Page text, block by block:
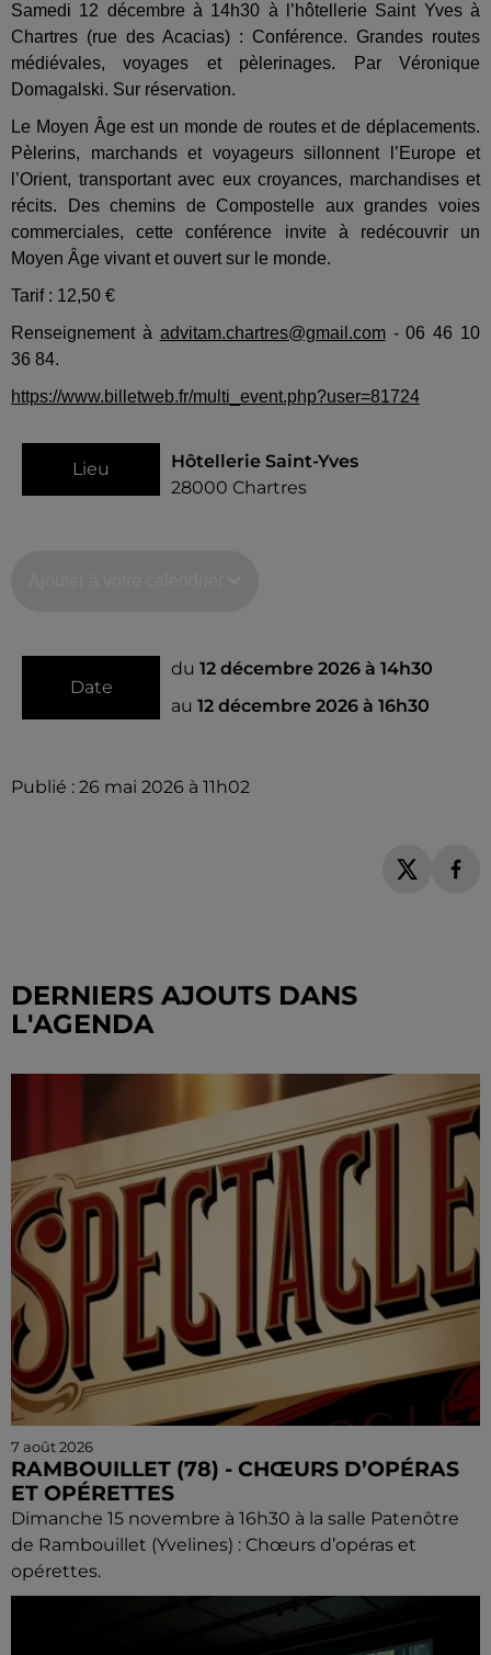
Samedi 12 décembre à 14h30 à l’hôtellerie Saint Yves à
Chartres (rue des Acacias) : Conférence. Grandes routes
médiévales, voyages et pèlerinages. Par Véronique
Domagalski. Sur réservation.
Le Moyen Âge est un monde de routes et de déplacements.
Pèlerins, marchands et voyageurs sillonnent l’Europe et
l’Orient, transportant avec eux croyances, marchandises et
récits. Des chemins de Compostelle aux grandes voies
commerciales, cette conférence invite à redécouvrir un
Moyen Âge vivant et ouvert sur le monde.
Tarif : 12,50 €
Renseignement à advitam.chartres@gmail.com- 06 46 10
36 84.
https://www.billetweb.fr/multi_event.php?user=81724
Lieu
Hôtellerie Saint-Yves
28000 Chartres
Date
du 12 décembre 2026 à 14h30
au 12 décembre 2026 à 16h30
Publié : 26 mai 2026 à 11h02
DERNIERS AJOUTS DANS
L'AGENDA
7 août 2026
RAMBOUILLET (78) - CHŒURS D’OPÉRAS
ET OPÉRETTES
Dimanche 15 novembre à 16h30 à la salle Patenôtre
de Rambouillet (Yvelines) : Chœurs d’opéras et
opérettes.